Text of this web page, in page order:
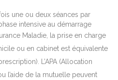
une ou deux séances par
intensive au démarrage
Maladie, la prise en charge
ou en cabinet est équivalente
L’APA (Allocation
l’aide de la mutuelle peuvent